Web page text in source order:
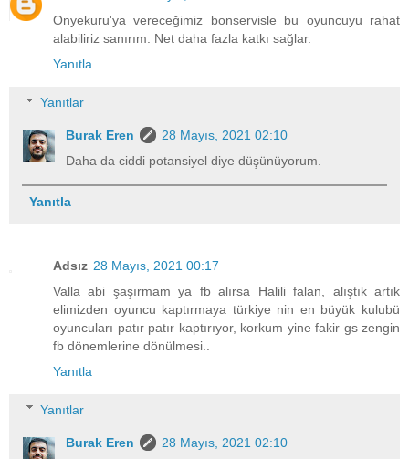
Onyekuru'ya vereceğimiz bonservisle bu oyuncuyu rahat
alabiliriz sanırım. Net daha fazla katkı sağlar.
Yanıtla
Yanıtlar
Burak Eren
28 Mayıs, 2021 02:10
Daha da ciddi potansiyel diye düşünüyorum.
Yanıtla
Adsız 28 Mayıs, 2021 00:17
Valla abi şaşırmam ya fb alırsa Halili falan, alıştık artık
elimizden oyuncu kaptırmaya türkiye nin en büyük kulubü
oyuncuları patır patır kaptırıyor, korkum yine fakir gs zengin
fb dönemlerine dönülmesi..
Yanıtla
Yanıtlar
Burak Eren
28 Mayıs, 2021 02:10